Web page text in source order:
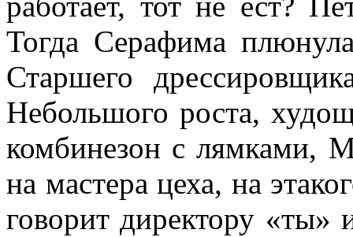
Тогда Серафима
Старшего
Небольшого роста,
комбинезон с лямками,
на мастера цеха, на
говорит директору